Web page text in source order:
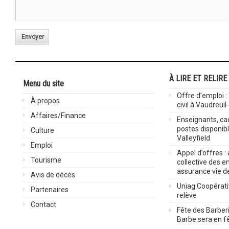
Envoyer
Menu du site
À propos
Affaires/Finance
Culture
Emploi
Tourisme
Avis de décès
Partenaires
Contact
À LIRE ET RELIRE
Offre d’emploi
civil à
Enseignants,
postes
Valleyfield
Appel d’offres :
collective des
assurance vie
Uniag
relève
Fête des
Barbe sera en